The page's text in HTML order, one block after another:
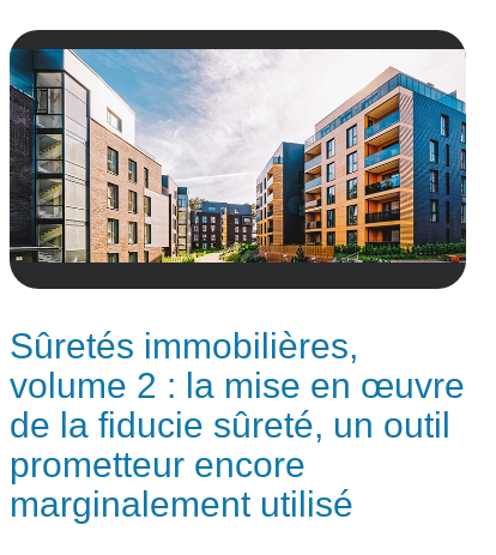
Sûretés immobilières,
volume 2 : la mise en œuvre
de la fiducie sûreté, un outil
prometteur encore
marginalement utilisé